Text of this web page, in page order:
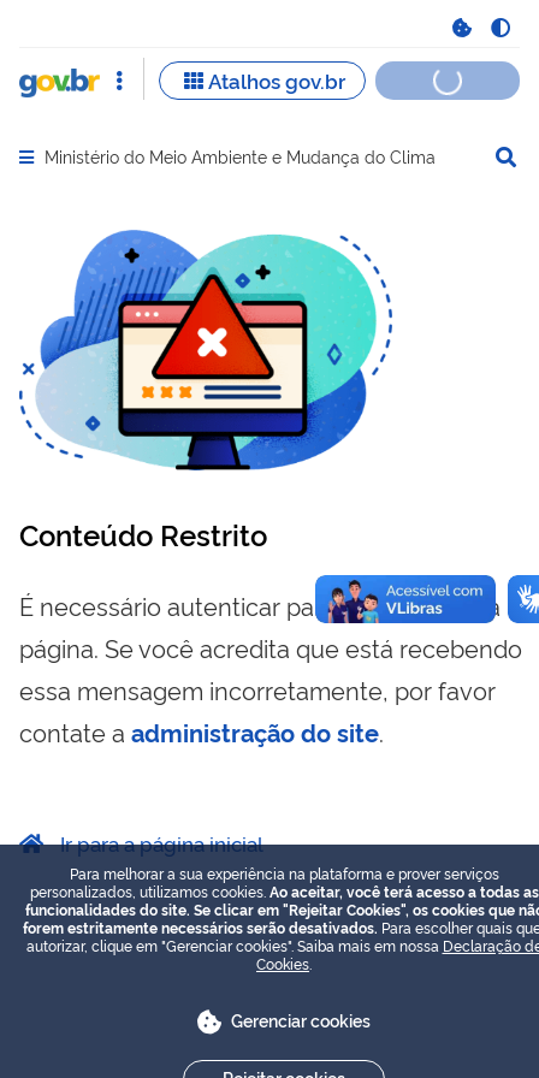
Abrir menu principal de navegação
Ministério do Meio Ambiente e Mudança do Clima
Conteúdo Restrito
É necessário autenticar para visualizar essa
página. Se você acredita que está recebendo
essa mensagem incorretamente, por favor
contate a administração do site.
Ir para a página inicial
Para melhorar a sua experiência na plataforma e prover serviços
personalizados, utilizamos cookies. Ao aceitar, você terá acesso a todas as
funcionalidades do site. Se clicar em "Rejeitar Cookies", os cookies que
forem estritamente necessários serão desativados. Para escolher quais
autorizar, clique em "Gerenciar cookies". Saiba mais em nossa Declaração
Cookies
Gerenciar cookies